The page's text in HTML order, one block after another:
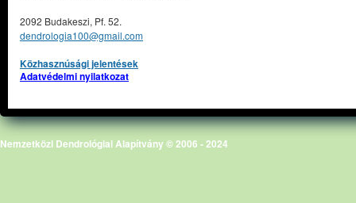
2092 Budakeszi, Pf. 52.
dendrologia100@gmail.com
Közhasznúsági jelentések
Adatvédelmi nyilatkozat
Nemzetközi Dendrológiai Alapítvány © 2006 - 2024